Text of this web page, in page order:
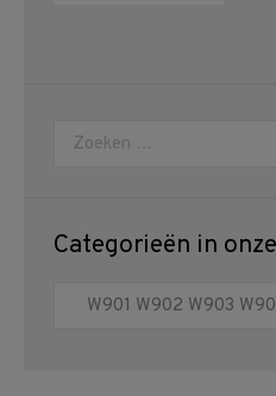
Zoeken:
Categorieën in